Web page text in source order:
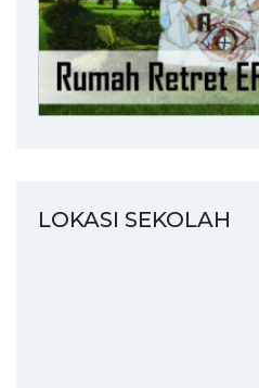
LOKASI SEKOLAH